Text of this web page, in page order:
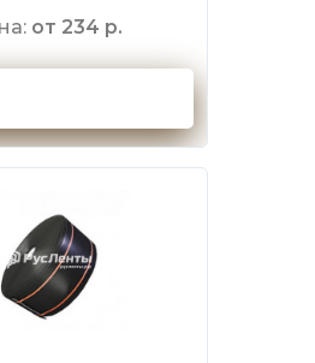
от 234 р.